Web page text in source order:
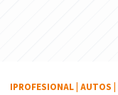
IPROFESIONAL AUTOS